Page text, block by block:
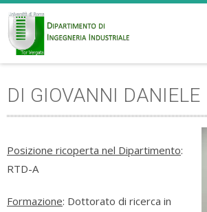
DI GIOVANNI DANIELE
Posizione ricoperta nel Dipartimento:
RTD-A
Formazione: Dottorato di ricerca in